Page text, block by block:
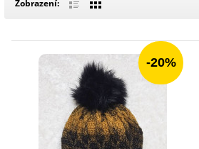
Zobrazení:
-20%